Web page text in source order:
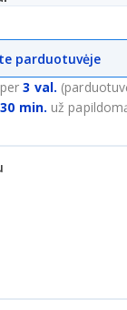
parduotuvėje
per3 val.
30 min. už